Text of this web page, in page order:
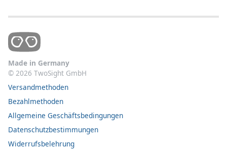
Made in Germany
© 2026 TwoSight GmbH
Versandmethoden
Bezahlmethoden
Allgemeine Geschäftsbedingungen
Datenschutzbestimmungen
Widerrufsbelehrung